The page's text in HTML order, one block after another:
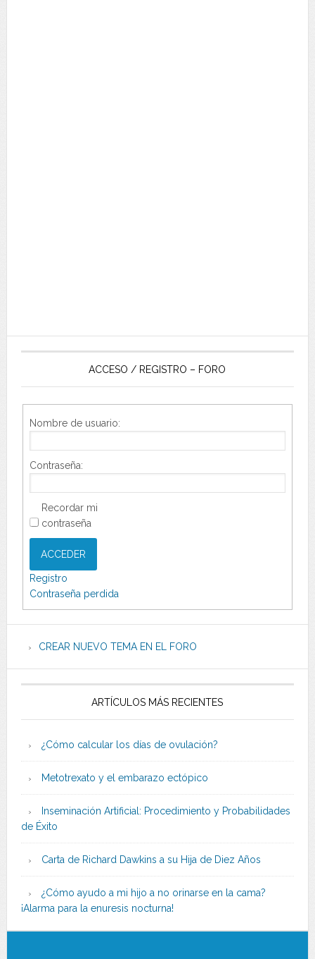
ACCESO / REGISTRO – FORO
Nombre de usuario:
Contraseña:
Recordar mi
contraseña
ACCEDER
Registro
Contraseña perdida
CREAR NUEVO TEMA EN EL FORO
ARTÍCULOS MÁS RECIENTES
¿Cómo calcular los días de ovulación?
Metotrexato y el embarazo ectópico
Inseminación Artificial: Procedimiento y Probabilidades
de Éxito
Carta de Richard Dawkins a su Hija de Diez Años
¿Cómo ayudo a mi hijo a no orinarse en la cama?
¡Alarma para la enuresis nocturna!